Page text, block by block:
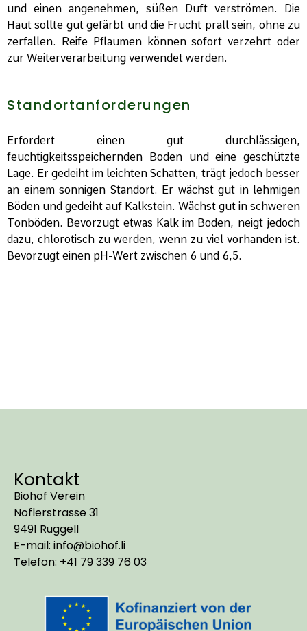
und einen angenehmen, süßen Duft verströmen. Die
Haut sollte gut gefärbt und die Frucht prall sein, ohne zu
zerfallen. Reife Pflaumen können sofort verzehrt oder
zur Weiterverarbeitung verwendet werden.
Standortanforderungen
Erfordert einen gut durchlässigen,
feuchtigkeitsspeichernden Boden und eine geschützte
Lage. Er gedeiht im leichten Schatten, trägt jedoch besser
an einem sonnigen Standort. Er wächst gut in lehmigen
Böden und gedeiht auf Kalkstein. Wächst gut in schweren
Tonböden. Bevorzugt etwas Kalk im Boden, neigt jedoch
dazu, chlorotisch zu werden, wenn zu viel vorhanden ist.
Bevorzugt einen pH-Wert zwischen 6 und 6,5.
Kontakt
Biohof Verein
Noflerstrasse 31
9491 Ruggell
E-mail: info@biohof.li
Telefon: +41 79 339 76 03